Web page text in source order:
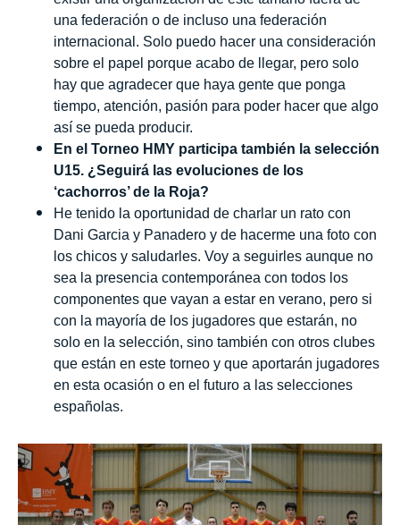
una federación o de incluso una federación
internacional. Solo puedo hacer una consideración
sobre el papel porque acabo de llegar, pero solo
hay que agradecer que haya gente que ponga
tiempo, atención, pasión para poder hacer que algo
así se pueda producir.
En el Torneo HMY participa también la selección
U15. ¿Seguirá las evoluciones de los
‘cachorros’ de la Roja?
He tenido la oportunidad de charlar un rato con
Dani Garcia y Panadero y de hacerme una foto con
los chicos y saludarles. Voy a seguirles aunque no
sea la presencia contemporánea con todos los
componentes que vayan a estar en verano, pero si
con la mayoría de los jugadores que estarán, no
solo en la selección, sino también con otros clubes
que están en este torneo y que aportarán jugadores
en esta ocasión o en el futuro a las selecciones
españolas.